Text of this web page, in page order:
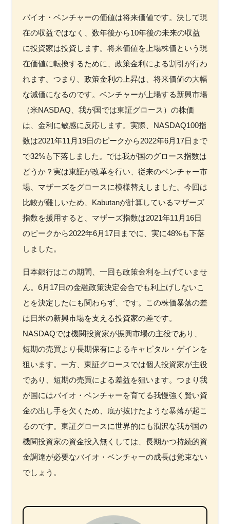
施設・アクセス
バイオ・ベンチャーの価値は将来価値です。決して現
在の収益ではなく、数年後から10年後の未来の収益
に投資家は投資します。将来価値を上場株価という現
在価値に転換するために、政策金利による割引が行わ
れます。つまり、政策金利の上昇は、将来価値の大幅
な減価になるのです。ベンチャーが上場する新興市場
（米NASDAQ、我が国では東証グロース）の株価
は、金利に敏感に反応します。実際、NASDAQ100指
数は2021年11月19日のピークから2022年6月17日まで
で32%も下落しました。では我が国のグロース指数は
どうか？実は東証が改革を行い、従来のベンチャー市
場、マザーズをグロースに模様替えしました。今回は
比較が難しいため、Kabutanが計算しているマザーズ
指数を援用すると、マザーズ指数は2021年11月16日
のピークから2022年6月17日までに、実に48%も下落
しました。
日本銀行はこの期間、一回も政策金利を上げていませ
ん。6月17日の金融政策決定会合でも利上げしないこ
とを決定したにも関わらず、です。この株価暴落の差
は日米の新興市場を支える投資家の差です。
NASDAQでは機関投資家が振興市場の主役であり、
短期の売買より長期保有によるキャピタル・ゲインを
狙います。一方、東証グロースでは個人投資家が主役
であり、短期の売買による差益を狙います。つまり我
が国にはバイオ・ベンチャーを育てる我慢強く賢い資
金の出し手を欠くため、底が抜けたような暴落が起こ
るのです。東証グロースに世界的にも潤沢な我が国の
機関投資家の資金投入無くしては、長期かつ持続的資
金調達が必要なバイオ・ベンチャーの成長は覚束ない
でしょう。